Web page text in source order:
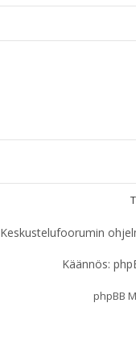
Keskustelufoorumin
Käännös:
phpBB